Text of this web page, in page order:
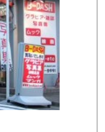
大分県
児島県
つかしの本
などの趣味本は当店にお